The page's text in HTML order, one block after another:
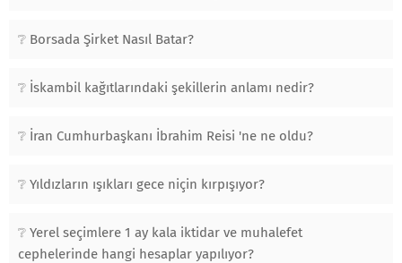
Borsada Şirket Nasıl Batar?
İskambil kağıtlarındaki şekillerin anlamı nedir?
İran Cumhurbaşkanı İbrahim Reisi 'ne ne oldu?
Yıldızların ışıkları gece niçin kırpışıyor?
Yerel seçimlere 1 ay kala iktidar ve muhalefet
cephelerinde hangi hesaplar yapılıyor?